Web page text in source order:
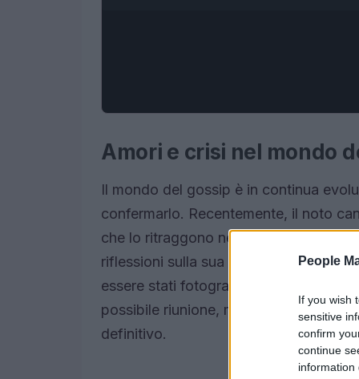
People
If you wish
sensitive
confirm
continue
information
Amori e crisi nel mondo
Il mondo del gossip è in continua
confermarlo. Recentemente, il noto
che lo ritraggono nella serie tv “The
riflessioni sulla sua relazione con
essere stati fotografati insieme,
possibile riunione, mentre le
definitivo.